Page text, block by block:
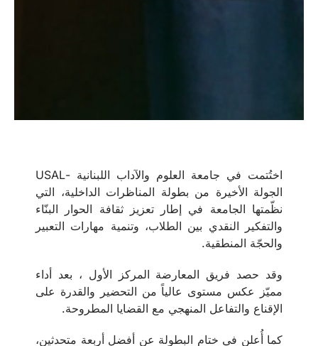
اختُتمت في جامعة العلوم والآداب اللبنانية -USAL
الجولة الأخيرة من بطولة المناظرات الداخلية، التي
نظّمتها الجامعة في إطار تعزيز ثقافة الحوار البنّاء
والتفكير النقدي بين الطلاب، وتنمية مهارات التعبير
والحجّة المنطقية.
وقد حصد فريق المعارضة المركز الأول ، بعد أداء
مميّز عكس مستوى عالياً من التحضير والقدرة على
الإقناع والتفاعل المنهجي مع القضايا المطروحة.
كما أُعلن في ختام البطولة عن أفضل أربعة متحدثين،